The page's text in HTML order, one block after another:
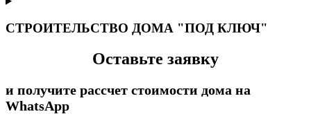
СТРОИТЕЛЬСТВО ДОМА "ПОД КЛЮЧ"
Оставьте заявку
и получите рассчет стоимости дома на
WhatsApp